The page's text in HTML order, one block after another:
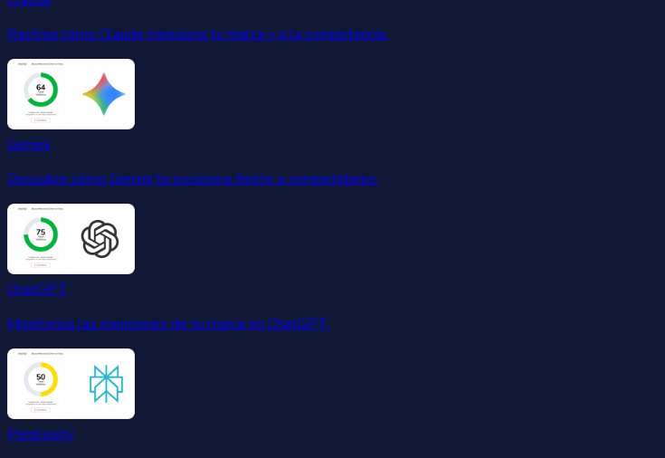
Rastrea cómo Claude menciona tu marca y a la competencia.
Gemini
Descubre cómo Gemini te posiciona frente a competidores.
ChatGPT
Monitoriza las menciones de tu marca en ChatGPT.
Perplexity